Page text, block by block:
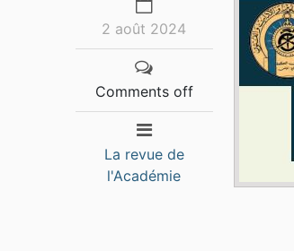
2 août 2024
Comments off
La revue de
l'Académie